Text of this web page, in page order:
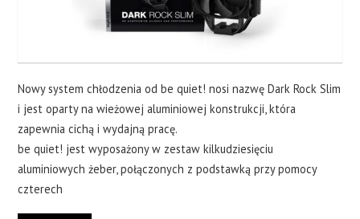
Nowy system chłodzenia od be quiet! nosi nazwę Dark Rock Slim
i jest oparty na wieżowej aluminiowej konstrukcji, która
zapewnia cichą i wydajną pracę.
be quiet! jest wyposażony w zestaw kilkudziesięciu
aluminiowych żeber, połączonych z podstawką przy pomocy
czterech